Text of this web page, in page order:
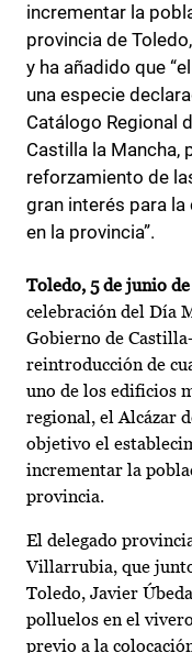
incrementar la
provincia de
y ha añadido que
una especie
Catálogo Regional
Castilla la Mancha,
reforzamiento de
gran interés para
en la provincia”.
Toledo, 5 de junio
celebración del Día
Gobierno de
reintroducción de
uno de los edificios
regional, el Alcázar
objetivo el
incrementar la
provincia.
El delegado
Villarrubia, que
Toledo, Javier
polluelos en el
previo a la